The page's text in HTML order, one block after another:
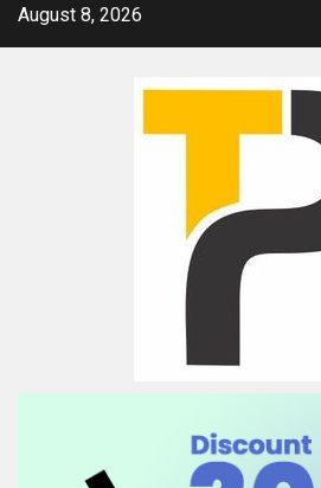
SkipAugust 8, 2026